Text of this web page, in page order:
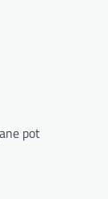
pot